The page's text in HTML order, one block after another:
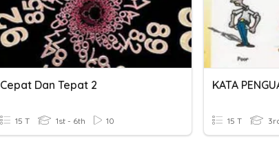
Cepat Dan Tepat 2
15 T 1st - 6th 10
KATA
15 T